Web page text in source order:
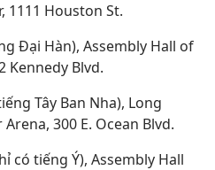
1111 Houston St.
Đại Hàn), Assembly Hall of
Kennedy Blvd.
Tây Ban Nha), Long
300 E. Ocean Blvd.
có tiếng Ý), Assembly Hall